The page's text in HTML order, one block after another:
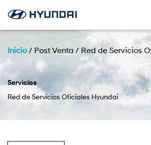
Inicio/ Post Venta / Red de Servicios
Servicios
Red de Servicios Oficiales Hyundai